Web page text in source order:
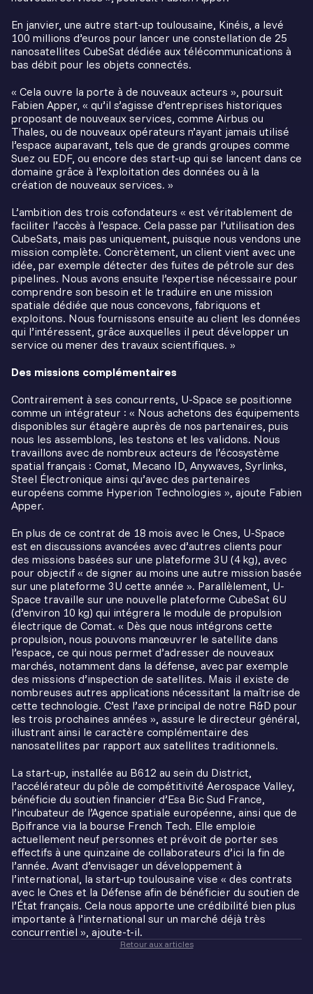
En janvier, une autre start-up toulousaine, Kinéis, a levé
100 millions d’euros pour lancer une constellation de 25
nanosatellites CubeSat dédiée aux télécommunications à
bas débit pour les objets connectés.
« Cela ouvre la porte à de nouveaux acteurs », poursuit
Fabien Apper, « qu’il s’agisse d’entreprises historiques
proposant de nouveaux services, comme Airbus ou
Thales, ou de nouveaux opérateurs n’ayant jamais utilisé
l’espace auparavant, tels que de grands groupes comme
Suez ou EDF, ou encore des start-up qui se lancent dans ce
domaine grâce à l’exploitation des données ou à la
création de nouveaux services. »
L’ambition des trois cofondateurs « est véritablement de
faciliter l’accès à l’espace. Cela passe par l’utilisation des
CubeSats, mais pas uniquement, puisque nous vendons une
mission complète. Concrètement, un client vient avec une
idée, par exemple détecter des fuites de pétrole sur des
pipelines. Nous avons ensuite l’expertise nécessaire pour
comprendre son besoin et le traduire en une mission
spatiale dédiée que nous concevons, fabriquons et
exploitons. Nous fournissons ensuite au client les données
qui l’intéressent, grâce auxquelles il peut développer un
service ou mener des travaux scientifiques. »
Des missions complémentaires
Contrairement à ses concurrents, U-Space se positionne
comme un intégrateur : « Nous achetons des équipements
disponibles sur étagère auprès de nos partenaires, puis
nous les assemblons, les testons et les validons. Nous
travaillons avec de nombreux acteurs de l’écosystème
spatial français : Comat, Mecano ID, Anywaves, Syrlinks,
Steel Électronique ainsi qu’avec des partenaires
européens comme Hyperion Technologies », ajoute Fabien
Apper.
En plus de ce contrat de 18 mois avec le Cnes, U-Space
est en discussions avancées avec d’autres clients pour
des missions basées sur une plateforme 3U (4 kg), avec
pour objectif « de signer au moins une autre mission basée
sur une plateforme 3U cette année ». Parallèlement, U-
Space travaille sur une nouvelle plateforme CubeSat 6U
(d’environ 10 kg) qui intégrera le module de propulsion
électrique de Comat. « Dès que nous intégrons cette
propulsion, nous pouvons manœuvrer le satellite dans
l’espace, ce qui nous permet d’adresser de nouveaux
marchés, notamment dans la défense, avec par exemple
des missions d’inspection de satellites. Mais il existe de
nombreuses autres applications nécessitant la maîtrise de
cette technologie. C’est l’axe principal de notre R&D pour
les trois prochaines années », assure le directeur général,
illustrant ainsi le caractère complémentaire des
nanosatellites par rapport aux satellites traditionnels.
La start-up, installée au B612 au sein du District,
l’accélérateur du pôle de compétitivité Aerospace Valley,
bénéficie du soutien financier d’Esa Bic Sud France,
l’incubateur de l’Agence spatiale européenne, ainsi que de
Bpifrance via la bourse French Tech. Elle emploie
actuellement neuf personnes et prévoit de porter ses
effectifs à une quinzaine de collaborateurs d’ici la fin de
l’année. Avant d’envisager un développement à
l’international, la start-up toulousaine vise « des contrats
avec le Cnes et la Défense afin de bénéficier du soutien de
l’État français. Cela nous apporte une crédibilité bien plus
importante à l’international sur un marché déjà très
concurrentiel », ajoute-t-il.
Retour aux articles